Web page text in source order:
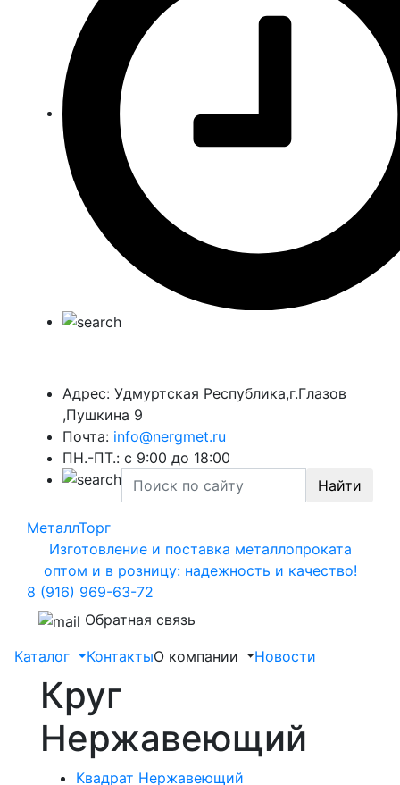
Адрес: Удмуртская Республика,г.Глазов
,Пушкина 9
Почта: info@nergmet.ru
ПН.-ПТ.: с 9:00 до 18:00
Найти
МеталлТорг
Изготовление и поставка металлопроката
оптом и в розницу: надежность и качество!
8 (916) 969-63-72
Обратная связь
Каталог КонтактыО компании Новости
Круг
Нержавеющий
Квадрат Нержавеющий